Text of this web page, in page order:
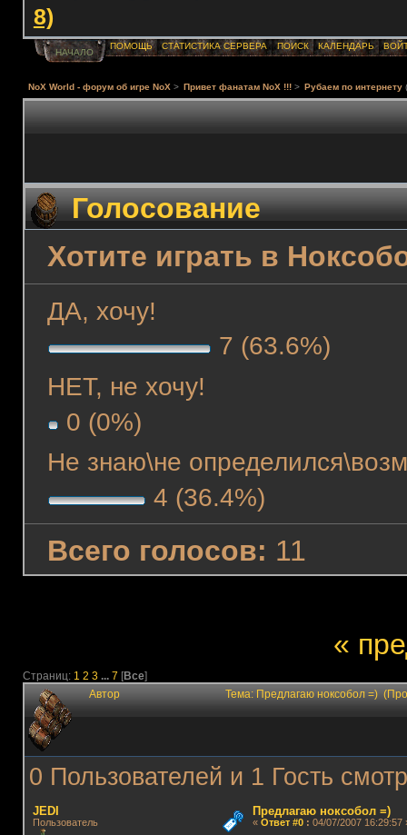
8)
НАЧАЛО
ПОМОЩЬ СТАТИСТИКА СЕРВЕРА ПОИСК КАЛЕНДАРЬ
NoX World - форум об игре NoX > Привет фанатам NoX !!! > Рубаем по интернету
Голосование
Хотите играть в
ДА, хочу!
7 (63.6%)
НЕТ, не хочу!
0 (0%)
Не знаю\не
4 (36.4%)
Всего голосов: 11
«
Страниц: 1 2 3 ... 7 [Все]
Автор Тема: Предлагаю ноксобол =)
0 Пользователей и 1 Гость
JEDI
Пользователь
Предлагаю ноксобол =)
« Ответ #0: 04/07/2007 16:29:57